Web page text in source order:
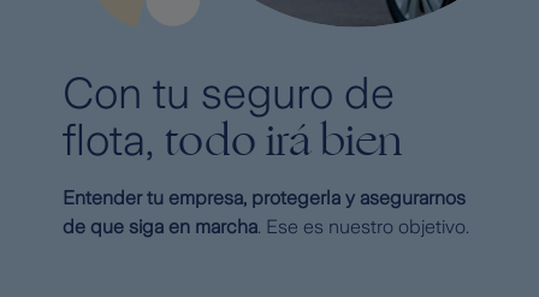
Con tu seguro de
flota, todo irá bien
Entender tu empresa, protegerla y asegurarnos
de que siga en marcha. Ese es nuestro objetivo.